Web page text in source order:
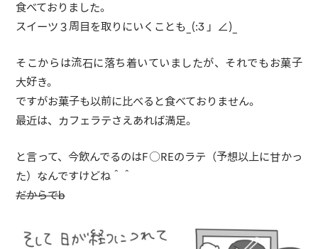
食べておりました。
スイーツ３周目を取りにいくことも_(:3 」∠)_
そこからは流石に落ち着いていましたが、それでもお菓子
大好き。
ですがお菓子も以前に比べると食べておりません。
最近は、カフェラテさえあれば満足。
と言って、今飲んでるのはF○REのラテ（予想以上に甘かっ
た）なんですけどね＾＾
だからでb